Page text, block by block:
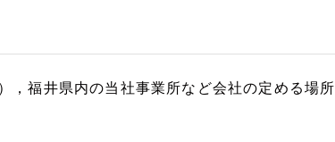
，福井県内の当社事業所など会社の定める場所